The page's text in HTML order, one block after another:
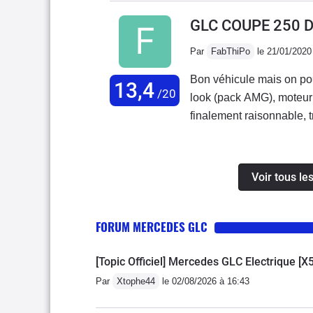
fois.Pas de CAR-Play
indispensable.Le coffre
(coupé) mais à un
confortablement 3 sans
aussi (4 pneus
13,4/20
GLC COUPE 250
Par FabThiPo le 21/01/2020
Bon véhicule mais on
look (pack AMG),
finalement raisonnable,
globalement trop
la trajectoire en
pouvait démonter le
Voir tous
FORUM MERCEDES GLC
[Topic Officiel] Mercedes GLC Electrique
Par Xtophe44 le 02/08/2026 à 16:43